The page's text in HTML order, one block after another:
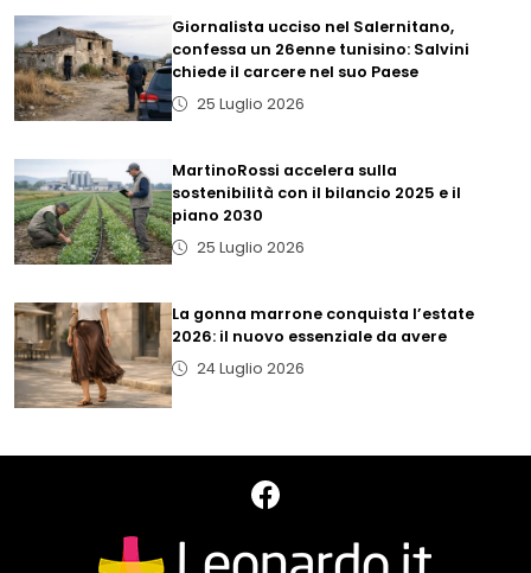
Giornalista ucciso nel Salernitano,
confessa un 26enne tunisino: Salvini
chiede il carcere nel suo Paese
25 Luglio 2026
MartinoRossi accelera sulla
sostenibilità con il bilancio 2025 e il
piano 2030
25 Luglio 2026
La gonna marrone conquista l’estate
2026: il nuovo essenziale da avere
24 Luglio 2026